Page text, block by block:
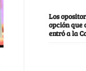
Los
opción
entró a la